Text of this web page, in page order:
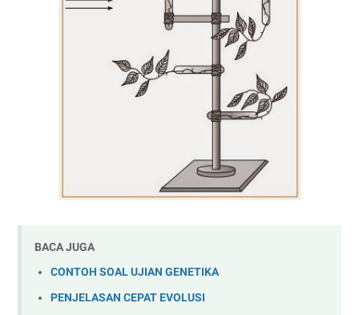
BACA JUGA
CONTOH SOAL UJIAN GENETIKA
PENJELASAN CEPAT EVOLUSI